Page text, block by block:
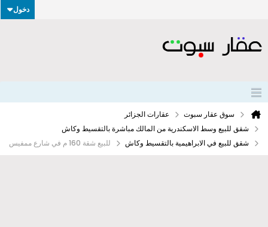
دخول
سوق عقار سبوت
عقارات الجزائر
شقق للبيع وسط الاسكندرية من المالك مباشرة بالتقسيط وكاش
شقق للبيع في الابراهيمية بالتقسيط وكاش
للبيع شقة 160 م في شارع ممفيس